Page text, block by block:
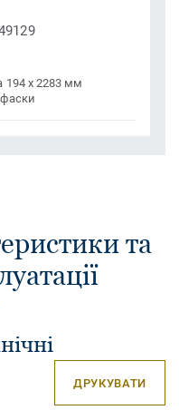
194 x 2283 мм
та
ДРУКУВАТИ